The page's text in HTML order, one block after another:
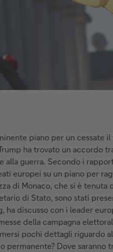
piano per un cessate
ha trovato un accordo
alla guerra. Secondo i
europei su un piano per
di Monaco, che si è
di Stato, sono stati
ha discusso con i leader
della campagna
pochi dettagli riguardo
permanente? Dove saranno